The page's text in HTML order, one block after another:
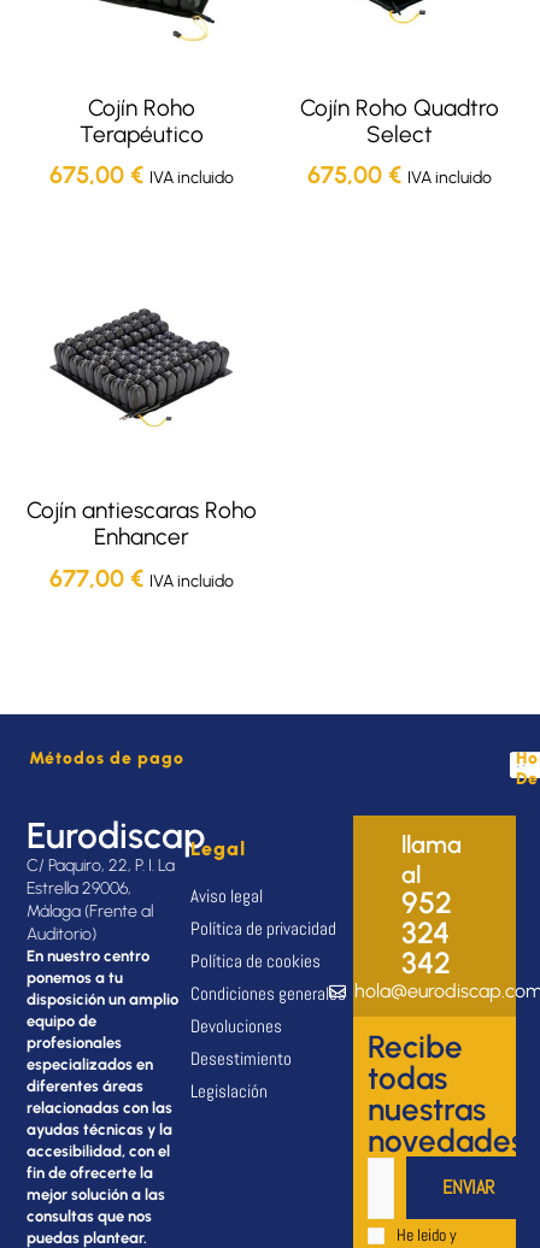
Cojín Roho
Terapéutico
675,00 € IVA incluido
Cojín Roho Quadtro
Select
675,00 € IVA incluido
Cojín antiescaras Roho
Enhancer
677,00 € IVA incluido
Métodos de pago
Eurodiscap
C/ Paquiro, 22, P. I. La
Estrella 29006,
Málaga (Frente al
Auditorio)
En nuestro centro
ponemos a tu
disposición un amplio
equipo de
profesionales
especializados en
diferentes áreas
relacionadas con las
ayudas técnicas y la
accesibilidad, con el
fin de ofrecerte la
mejor solución a las
consultas que nos
puedas plantear.
Legal
Aviso legal
Política de privacidad
Política de cookies
Condiciones generales
Devoluciones
Desestimiento
Legislación
llama
al
952
324
342
Recibe
todas
nuestras
novedades
He leido y